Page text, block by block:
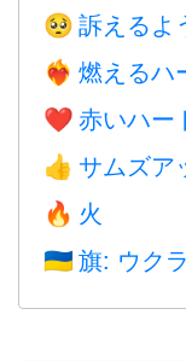
🥺 訴えるよ
❤️‍🔥 燃えるハ
❤️ 赤いハー
👍 サムズア
🔥 火
🇺🇦 旗: ウク